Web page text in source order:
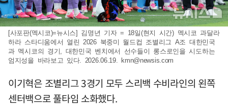
[사포판(멕시코)=뉴시스] 김명년 기자 = 18일(현지 시간) 멕시코 과달라
하라 스타디움에서 열린 2026 북중미 월드컵 조별리그 A조 대한민국
과 멕시코의 경기, 대한민국 벤치에서 선수들이 롱스로인을 시도하는
엄지성을 바라보고 있다. 2026.06.19. kmn@newsis.com
이기혁은 조별리그 3경기 모두 스리백 수비라인의 왼쪽
센터백으로 풀타임 소화했다.